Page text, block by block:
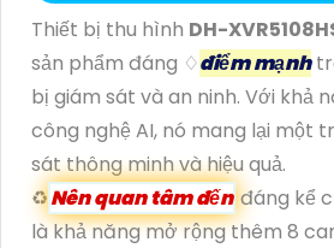
Thiết bị thu hình DH-
sản phẩm đáng ♢điểm mạnh
bị giám sát và an ninh. Với khả
công nghệ AI, nó mang lại một
sát thông minh và hiệu quả.
♻Nên quan tâm đến đáng kể
là khả năng mở rộng thêm 8